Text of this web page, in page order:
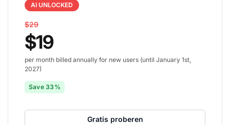
AI UNLOCKED
$29
$19
per month billed annually for new users (until January 1st,
2027)
Save 33%
Gratis proberen